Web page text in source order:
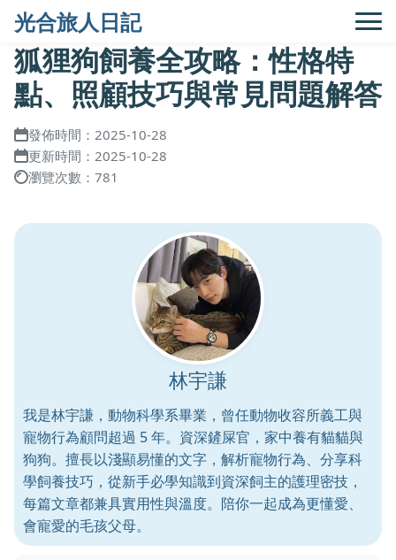
光合旅人日記
狐狸狗飼養全攻略：性格特
點、照顧技巧與常見問題解答
發佈時間：2025-10-28
更新時間：2025-10-28
瀏覽次數：781
林宇謙
我是林宇謙，動物科學系畢業，曾任動物收容所義工與
寵物行為顧問超過 5 年。資深鏟屎官，家中養有貓貓與
狗狗。擅長以淺顯易懂的文字，解析寵物行為、分享科
學飼養技巧，從新手必學知識到資深飼主的護理密技，
每篇文章都兼具實用性與溫度。陪你一起成為更懂愛、
會寵愛的毛孩父母。